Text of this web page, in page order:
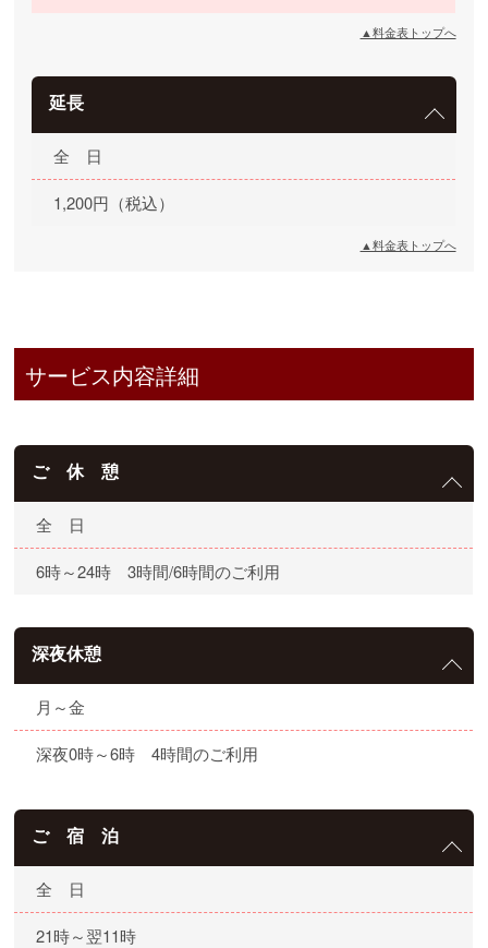
▲料金表トップへ
延長
全 日
1,200円（税込）
▲料金表トップへ
サービス内容詳細
ご 休 憩
全 日
6時～24時 3時間/6時間のご利用
深夜休憩
月～金
深夜0時～6時 4時間のご利用
ご 宿 泊
全 日
21時～翌11時